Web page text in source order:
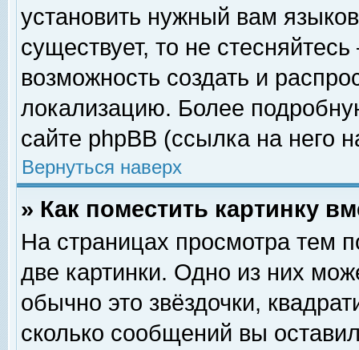
установить нужный вам
существует, то не
возможность создать и
локализацию. Более
сайте phpBB (ссылка на него
Вернуться наверх
» Как поместить картинку
На страницах просмотра тем
две картинки. Одно из них
обычно это звёздочки,
сколько сообщений вы